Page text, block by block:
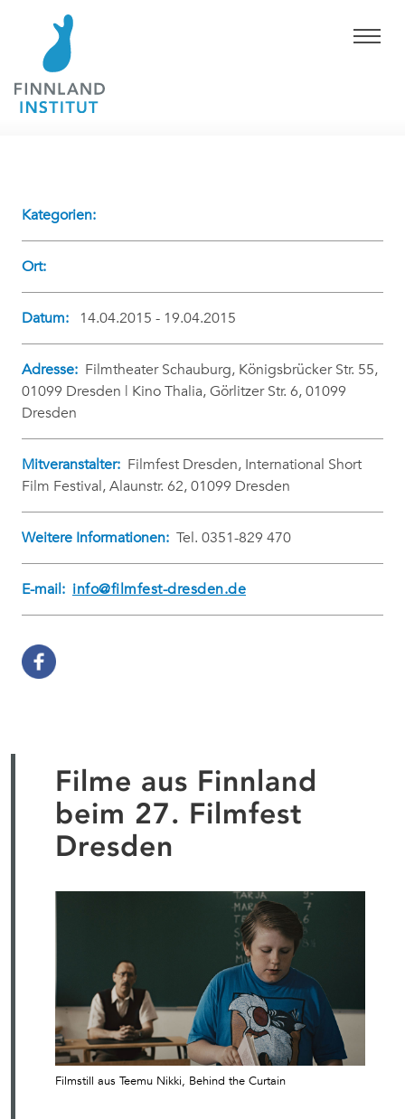
Kategorien:
Ort:
Datum: 14.04.2015 - 19.04.2015
Adresse: Filmtheater Schauburg, Königsbrücker Str. 55,
01099 Dresden | Kino Thalia, Görlitzer Str. 6, 01099
Dresden
Mitveranstalter: Filmfest Dresden, International Short
Film Festival, Alaunstr. 62, 01099 Dresden
Weitere Informationen: Tel. 0351-829 470
E-mail: info@filmfest-dresden.de
Filme aus Finnland
beim 27. Filmfest
Dresden
Filmstill aus Teemu Nikki, Behind the Curtain